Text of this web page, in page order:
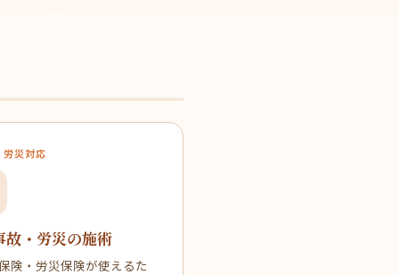
災対応
故・労災の施術
険・労災保険が使えるた